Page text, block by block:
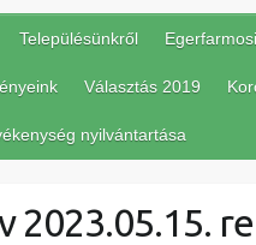
Településünkről
Választás 2019
nyilvántartása
2023.05.15.